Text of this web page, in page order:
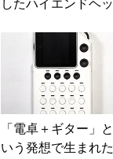
したハイエンドヘッ
「電卓＋ギター」と
いう発想で生まれた